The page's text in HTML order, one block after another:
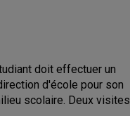
doit effectuer un
d'école pour son
scolaire. Deux visites